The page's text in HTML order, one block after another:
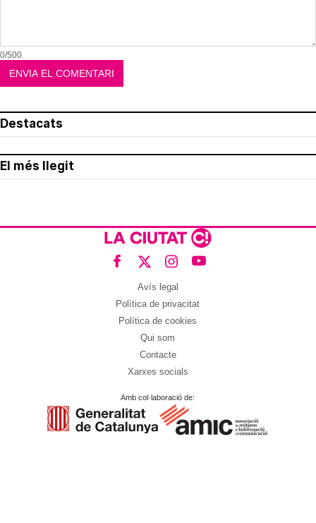
0/500
Destacats
El més llegit
Avís legal
Política de privacitat
Política de cookies
Qui som
Contacte
Xarxes socials
Amb col·laboració de: